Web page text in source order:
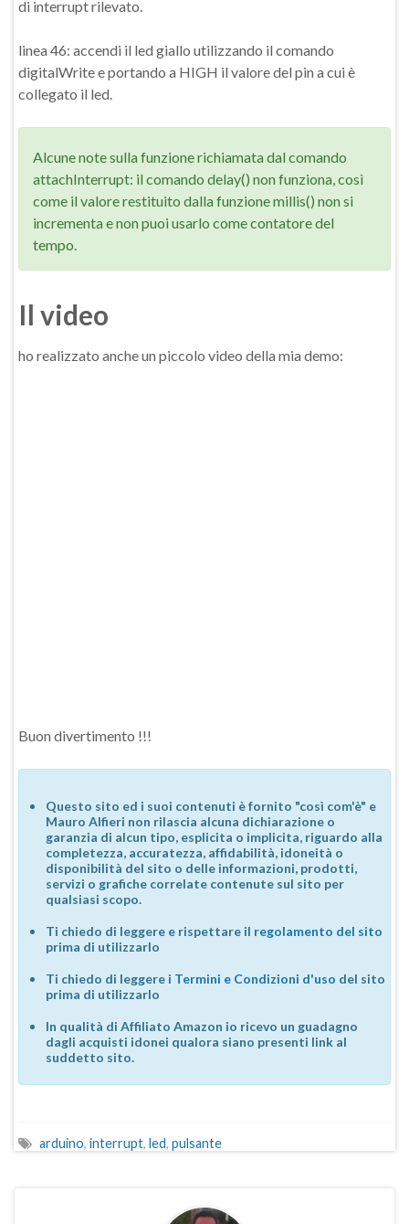
di interrupt rilevato.
linea 46: accendi il led giallo utilizzando il comando
digitalWrite e portando a HIGH il valore del pin a cui è
collegato il led.
Alcune note sulla funzione richiamata dal comando
attachInterrupt: il comando delay() non funziona, così
come il valore restituito dalla funzione millis() non si
incrementa e non puoi usarlo come contatore del
tempo.
Il video
ho realizzato anche un piccolo video della mia demo:
Buon divertimento !!!
Questo sito ed i suoi contenuti è fornito "così com'è" e
Mauro Alfieri non rilascia alcuna dichiarazione o
garanzia di alcun tipo, esplicita o implicita, riguardo alla
completezza, accuratezza, affidabilità, idoneità o
disponibilità del sito o delle informazioni, prodotti,
servizi o grafiche correlate contenute sul sito per
qualsiasi scopo.
Ti chiedo di leggere e rispettare il regolamento del sito
prima di utilizzarlo
Ti chiedo di leggere i Termini e Condizioni d'uso del sito
prima di utilizzarlo
In qualità di Affiliato Amazon io ricevo un guadagno
dagli acquisti idonei qualora siano presenti link al
suddetto sito.
arduino, interrupt, led, pulsante